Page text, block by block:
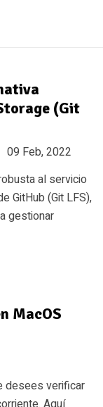
(Git
09 Feb, 2022
al servicio
GitHub (Git LFS),
gestionar
MacOS
desees verificar